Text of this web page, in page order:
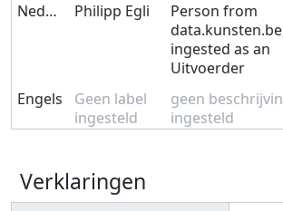
Nederlands
Philipp Egli
Person from
ingested as an
Uitvoerder
Engels
Geen label
ingesteld
geen
ingesteld
Verklaringen